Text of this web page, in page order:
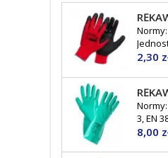
Normy:
Cena
2,30
Normy:
3, EN
EN 374
Cena
8,00